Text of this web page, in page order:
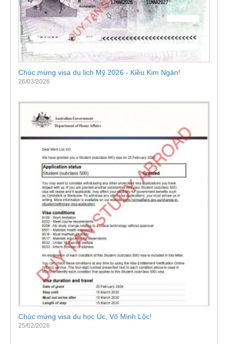
Chúc mừng visa du lịch Mỹ 2026 - Kiều Kim Ngân!
26/03/2026
Chúc mừng visa du học Úc, Võ Minh Lộc!
25/02/2026